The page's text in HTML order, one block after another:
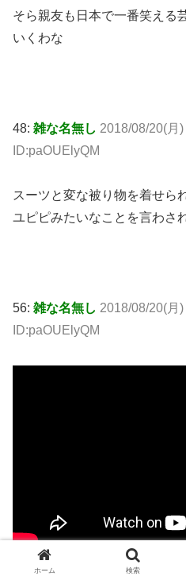
そら親友も日本で一番笑える
いくわな
48: 雑な名無し 2018/08/20(月
ID:paOUElyQM
スーツと変な被り物を着せら
ユピピみたいなことを言わさ
56: 雑な名無し 2018/08/20(月
ID:paOUElyQM
ホーム 検索